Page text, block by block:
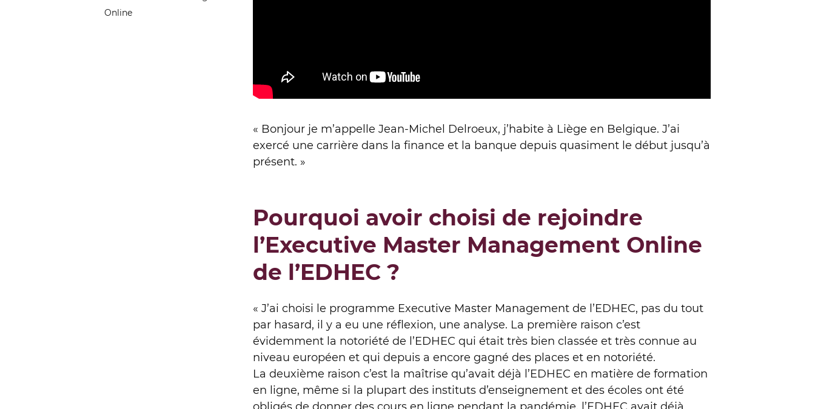
Online
« Bonjour je m’appelle Jean-Michel Delroeux, j’habite à Liège en Belgique. J’ai
exercé une carrière dans la finance et la banque depuis quasiment le début jusqu’à
présent. »
Pourquoi avoir choisi de rejoindre
l’Executive Master Management Online
de l’EDHEC ?
« J’ai choisi le programme Executive Master Management de l’EDHEC, pas du tout
par hasard, il y a eu une réflexion, une analyse. La première raison c’est
évidemment la notoriété de l’EDHEC qui était très bien classée et très connue au
niveau européen et qui depuis a encore gagné des places et en notoriété.
La deuxième raison c’est la maîtrise qu’avait déjà l’EDHEC en matière de formation
en ligne, même si la plupart des instituts d’enseignement et des écoles ont été